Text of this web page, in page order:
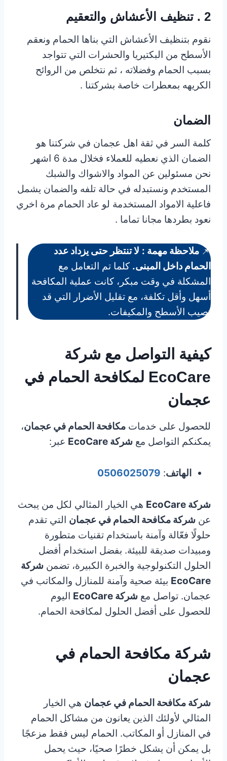
2 . تنظيف الأعشاش والتعقيم
نقوم بتنظيف الأعشاش التي بناها الحمام ونعقم
الأسطح من البكتيريا والحشرات التي تتواجد
بسبب الحمام وفضلاته ، ثم نتخلص من الروائح
الكريهه بمعطرات خاصة بشركتنا .
الضمان
كلمة السر في ثقة اهل عجمان في شركتنا هو
الضمان الذي نعطيه للعملاء فخلال مدة 6 اشهر
نحن مسئولين عن المواد والاشواك والشبك
المستخدم ونستبدله في حالة تلفه والضمان يشمل
فاعلية الامواد المستخدمة لو عاد الحمام مرة اخري
نعود بطردها مجانا تماما .
📌 ملاحظة مهمة : لا تنتظر حتى يزداد عدد
الحمام داخل المبنى. كلما تم التعامل مع
المشكلة في وقت مبكر، كانت عملية المكافحة
أسهل وأقل تكلفة، مع تقليل الأضرار التي قد
تصيب الأسطح والمكيفات.
كيفية التواصل مع شركة
EcoCare لمكافحة الحمام في
عجمان
للحصول على خدمات مكافحة الحمام في عجمان،
يمكنكم التواصل مع شركة EcoCare عبر:
الهاتف:
0506025079
شركة EcoCare
هي الخيار المثالي لكل من يبحث
عن شركة مكافحة الحمام في عجمان التي تقدم
حلولًا فعّالة وآمنة باستخدام تقنيات متطورة
ومبيدات صديقة للبيئة. بفضل استخدام أفضل
الحلول التكنولوجية والخبرة الكبيرة، تضمن شركة
EcoCare بيئة صحية وآمنة للمنازل والمكاتب في
عجمان. تواصل مع شركة EcoCare
اليوم
للحصول على أفضل الحلول لمكافحة الحمام.
شركة مكافحة الحمام في
عجمان
شركة مكافحة الحمام في عجمان هي الخيار
المثالي لأولئك الذين يعانون من مشاكل الحمام
في المنازل أو المكاتب. الحمام ليس فقط مزعجًا
بل يمكن أن يشكل خطرًا صحيًا، حيث يحمل